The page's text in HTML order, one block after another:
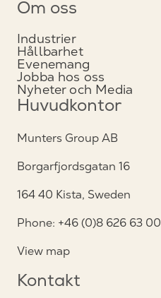
Om oss
Industrier
Hållbarhet
Evenemang
Jobba hos oss
Nyheter och Media
Huvudkontor
Munters Group AB
Borgarfjordsgatan 16
164 40 Kista, Sweden
Phone: +46 (0)8 626 63 00
View map
Kontakt